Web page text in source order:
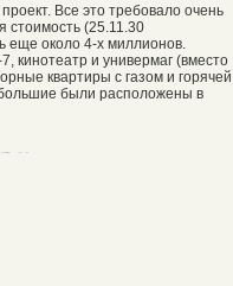
Все это требовало очень
стоимость (25.11.30
еще около 4-х миллионов.
кинотеатр и универмаг (вместо
квартиры с газом и горячей
были расположены в